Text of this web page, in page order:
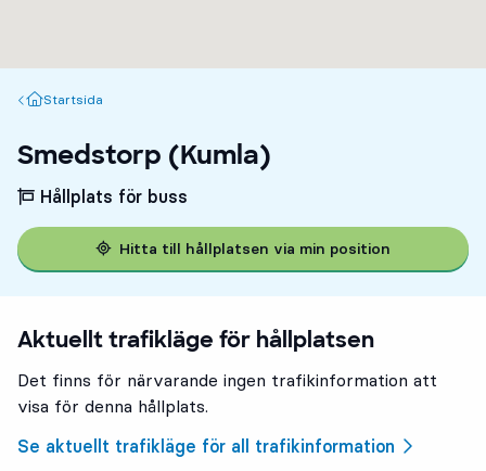
Startsida
Startsida
Smedstorp (Kumla)
Hållplats för buss
Hitta till hållplatsen via min position
Aktuellt trafikläge för hållplatsen
Det finns för närvarande ingen trafikinformation att
visa för denna hållplats.
Se aktuellt trafikläge för all trafikinformation